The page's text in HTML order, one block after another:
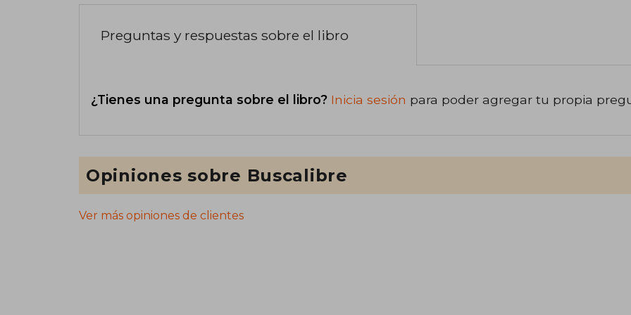
Preguntas y respuestas sobre el libro
¿Tienes una pregunta sobre el libro? Inicia sesión para poder agregar tu propia
Opiniones sobre Buscalibre
Ver más opiniones de clientes